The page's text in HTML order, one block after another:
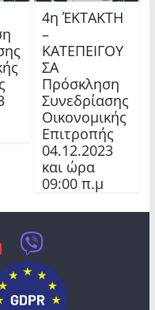
4η ΈΚΤΑΚΤΗ
–
ΚΑΤΕΠΕΙΓΟΥ
ΣΑ
Πρόσκληση
Συνεδρίασης
Οικονομικής
Επιτροπής
04.12.2023
και ώρα
09:00 π.μ